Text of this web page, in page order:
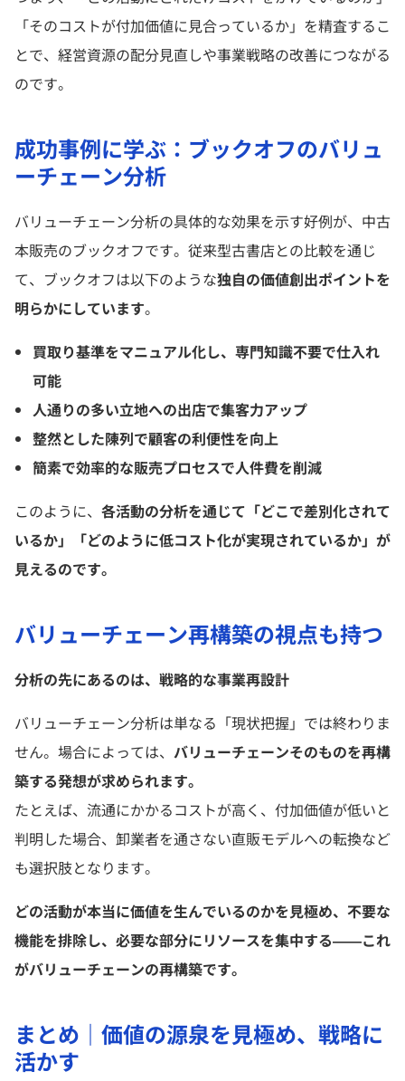
「そのコストが付加価値に見合っているか」を精査するこ
とで、経営資源の配分見直しや事業戦略の改善につながる
のです。
成功事例に学ぶ：ブックオフのバリュ
ーチェーン分析
バリューチェーン分析の具体的な効果を示す好例が、中古
本販売のブックオフです。従来型古書店との比較を通じ
て、ブックオフは以下のような独自の価値創出ポイントを
明らかにしています。
買取り基準をマニュアル化し、専門知識不要で仕入れ
可能
人通りの多い立地への出店で集客力アップ
整然とした陳列で顧客の利便性を向上
簡素で効率的な販売プロセスで人件費を削減
このように、 各活動の分析を通じて「どこで差別化されて
いるか」「どのように低コスト化が実現されているか」が
見えるのです。
バリューチェーン再構築の視点も持つ
分析の先にあるのは、戦略的な事業再設計
バリューチェーン分析は単なる「現状把握」では終わりま
せん。場合によっては、 バリューチェーンそのものを再構
築する発想が求められます。
たとえば、流通にかかるコストが高く、付加価値が低いと
判明した場合、卸業者を通さない直販モデルへの転換など
も選択肢となります。
どの活動が本当に価値を生んでいるのかを見極め、不要な
機能を排除し、必要な部分にリソースを集中する――これ
がバリューチェーンの再構築です。
まとめ｜価値の源泉を見極め、戦略に
活かす